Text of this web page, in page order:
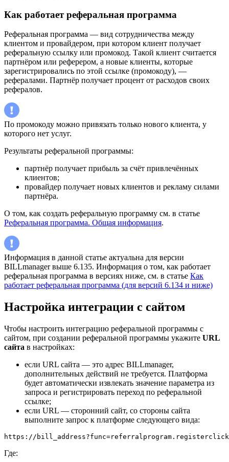
Как работает реферальная программа
Реферальная программа — вид сотрудничества между
клиентом и провайдером, при котором клиент получает
реферальную ссылку или промокод. Такой клиент считается
партнёром или реферером, а новые клиенты, которые
зарегистрировались по этой ссылке (промокоду), —
рефералами. Партнёр получает процент от расходов своих
рефералов.
По промокоду можно привязать только нового клиента, у
которого нет услуг.
Результаты реферальной программы:
партнёр получает прибыль за счёт привлечённых
клиентов;
провайдер получает новых клиентов и рекламу силами
партнёра.
О том, как создать реферальную программу см. в статье
Реферальная программа. Общая информация.
Информация в данной статье актуальна для версии
BILLmanager выше 6.135. Информация о том, как работает
реферальная программа в версиях ниже, см. в статье Как
работает реферальная программа (для версий 6.134 и ниже)
Настройка интеграции с сайтом
Чтобы настроить интеграцию реферальной программы с
сайтом, при создании реферальной программы укажите URL
сайта в настройках:
если URL сайта — это адрес BILLmanager,
дополнительных действий не требуется. Платформа
будет автоматически извлекать значение параметра из
запроса и регистрировать переход по реферальной
ссылке;
если URL — сторонний сайт, со стороны сайта
выполните запрос к платформе следующего вида:
https://
Где: